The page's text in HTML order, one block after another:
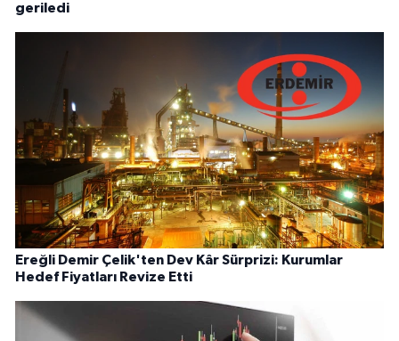
geriledi
Ereğli Demir Çelik'ten Dev Kâr Sürprizi: Kurumlar
Hedef Fiyatları Revize Etti